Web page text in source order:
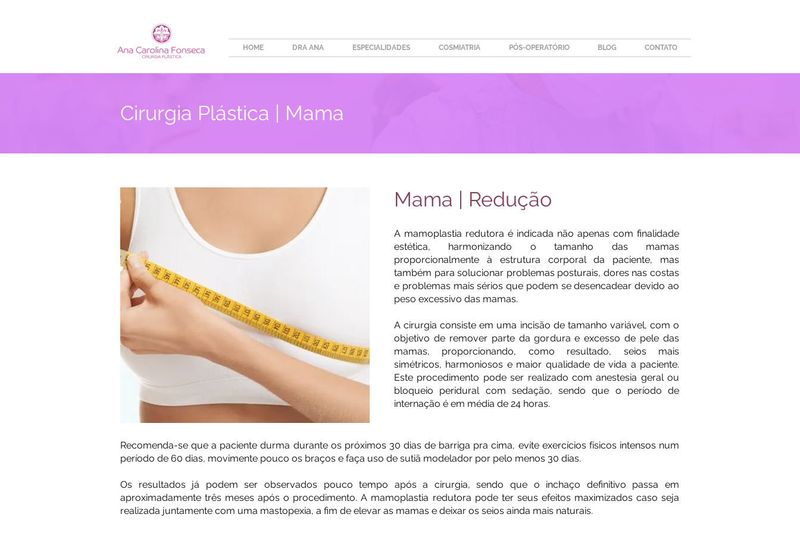
HOME DRA ANA ESPECIALIDADES COSMIATRIA PÓS-OPERATÓRIO BLOG CONTATO
Mama | Redução
A mamoplastia redutora é indicada não apenas com finalidade
estética, harmonizando o tamanho das mamas
proporcionalmente à estrutura corporal da paciente, mas
também para solucionar problemas posturais, dores nas costas
e problemas mais sérios que podem se desencadear devido ao
peso excessivo das mamas.
A cirurgia consiste em uma incisão de tamanho variável, com o
objetivo de remover parte da gordura e excesso de pele das
mamas, proporcionando, como resultado, seios mais
simétricos, harmoniosos e maior qualidade de vida a paciente.
Este procedimento pode ser realizado com anestesia geral ou
bloqueio peridural com sedação, sendo que o período de
internação é em média de 24 horas.
Recomenda-se que a paciente durma durante os próximos 30 dias de barriga pra cima, evite exercícios físicos intensos num
período de 60 dias, movimente pouco os braços e faça uso de sutiã modelador por pelo menos 30 dias.
Os resultados já podem ser observados pouco tempo após a cirurgia, sendo que o inchaço definitivo passa em
aproximadamente três meses após o procedimento. A mamoplastia redutora pode ter seus efeitos maximizados caso seja
realizada juntamente com uma mastopexia, a fim de elevar as mamas e deixar os seios ainda mais naturais.
Cirurgia Plástica | Mama